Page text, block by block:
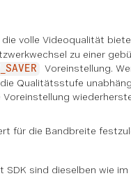
volle Videoqualität
zu einer
Voreinstellung.
Qualitätsstufe
für die Bandbreite
sind dieselben wie im